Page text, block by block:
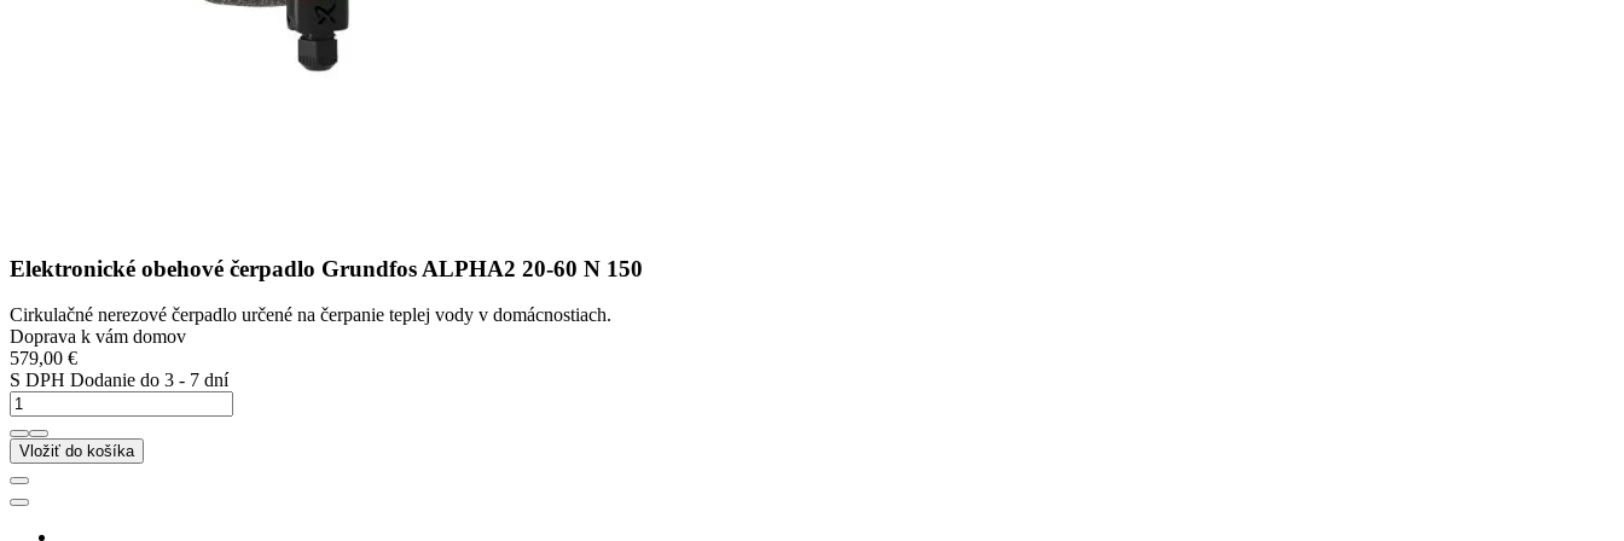
Elektronické obehové čerpadlo Grundfos ALPHA2 20-60 N 150
Cirkulačné nerezové čerpadlo určené na čerpanie teplej vody v domácnostiach.
Doprava k vám domov
579,00 €
S DPH Dodanie do 3 - 7 dní
Vložiť do košíka